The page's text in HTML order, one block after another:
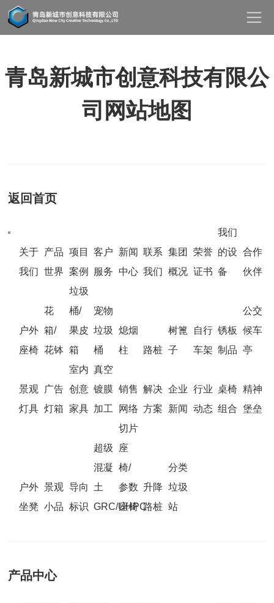
青岛新城市创意科技有限公
司网站地图
返回首页
关于
我们
产品
世界
项目
案例
客户
服务
新闻
中心
联系
我们
集团
概况
荣誉
证书
我们
的设
备
合作
伙伴
户外
座椅
花
箱/
花钵
垃圾
桶/
果皮
箱
宠物
垃圾
桶
熄烟
柱
路桩
树篦
子
自行
车架
锈板
制品
公交
候车
亭
景观
灯具
广告
灯箱
室内
创意
家具
真空
镀膜
加工
销售
网络
解决
方案
企业
新闻
行业
动态
桌椅
组合
精神
堡垒
户外
坐凳
景观
小品
导向
标识
超级
混凝
土
GRC/UHPC
切片
座
椅/
参数
座椅
升降
路桩
分类
垃圾
站
产品中心